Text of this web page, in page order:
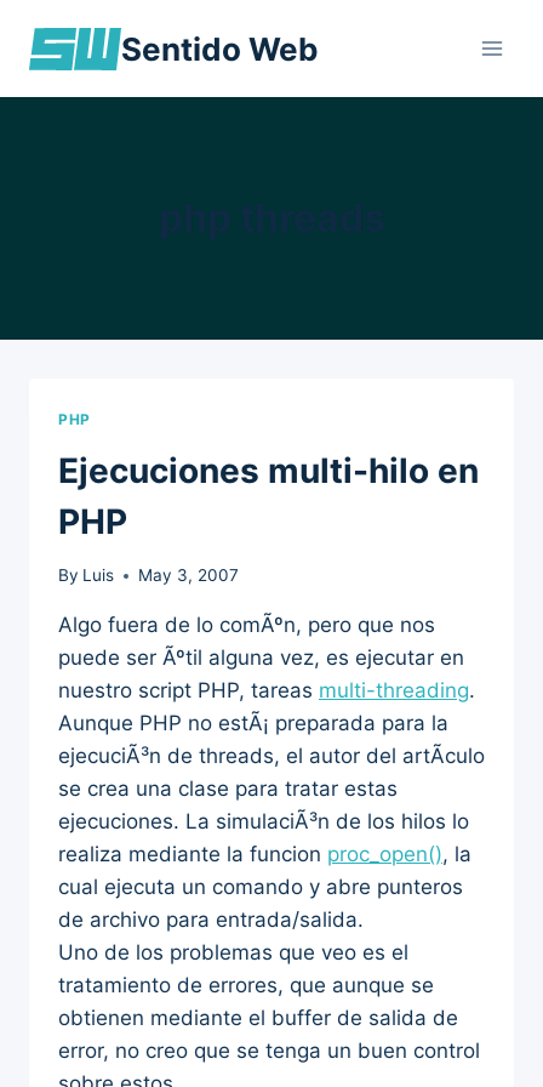
Sentido Web
PHP
Ejecuciones multi-hilo en
PHP
By Luis May 3, 2007
Algo fuera de lo comÃºn, pero que nos
puede ser Ãºtil alguna vez, es ejecutar en
nuestro script PHP, tareas multi-threading.
Aunque PHP no estÃ¡ preparada para la
ejecuciÃ³n de threads, el autor del artÃ­culo
se crea una clase para tratar estas
ejecuciones. La simulaciÃ³n de los hilos lo
realiza mediante la funcion proc_open(), la
cual ejecuta un comando y abre punteros
de archivo para entrada/salida.
Uno de los problemas que veo es el
tratamiento de errores, que aunque se
obtienen mediante el buffer de salida de
error, no creo que se tenga un buen control